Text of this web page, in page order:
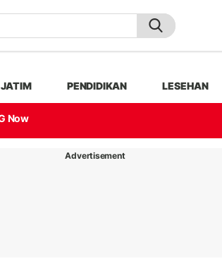
JATIM PENDIDIKAN LESEHAN
Now
Advertisement